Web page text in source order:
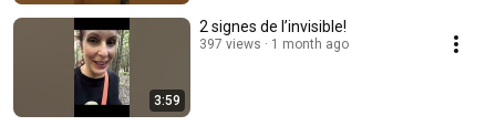
3:59
2 signes de l’invisible!
397 views 1 month ago